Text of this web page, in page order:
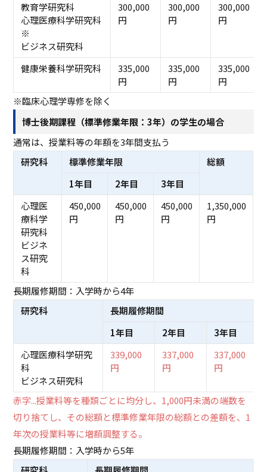
教育学研究科
心理医療科学研究科
※
ビジネス研究科
300,000
円
300,000
円
300,000
円
健康栄養科学研究科
335,000
円
335,000
円
335,000
円
※臨床心理学専修を除く
博士後期課程（標準修業年限：3年）の学生の場合
通常は、授業料等の年額を3年間支払う
研究科
標準修業年限
総額
1年目
2年目
3年目
心理医
療科学
研究科
ビジネ
ス研究
科
450,000
円
450,000
円
450,000
円
1,350,000
円
長期履修期間：入学時から4年
研究科
長期履修期間
1年目
2年目 3年目
心理医療科学研究
科
ビジネス研究科
339,000
円
337,000
円
337,000
円
赤字...授業料等を種類ごとに均分し、1,000円未満の端数を
切り捨てし、その総額と標準修業年限の総額との差額を、1
年次の授業料等に増額調整する。
長期履修期間：入学時から5年